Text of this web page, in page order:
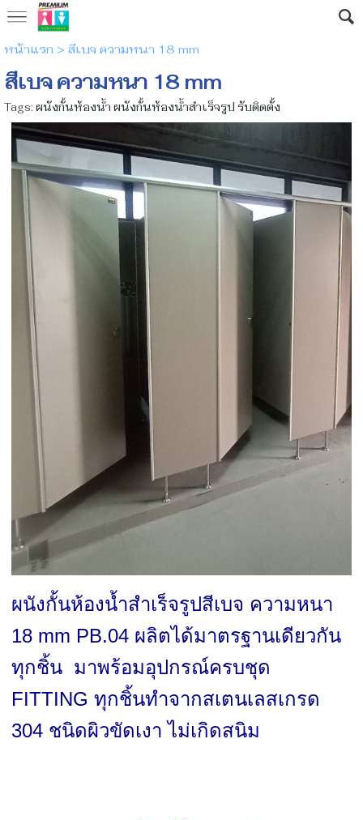
หน้าแรก > สีเบจ ความหนา 18 mm
สีเบจ ความหนา 18 mm
Tags: ผนังกั้นห้องน้ำ ผนังกั้นห้องน้ำสําเร็จรูป รับติดตั้ง
ผนังกั้นห้องน้ำสำเร็จรูปสีเบจ ความหนา
18 mm PB.04 ผลิตได้มาตรฐานเดียวกัน
ทุกชิ้น มาพร้อมอุปกรณ์ครบชุด
FITTING ทุกชิ้นทำจากสเตนเลสเกรด
304 ชนิดผิวขัดเงา ไม่เกิดสนิม